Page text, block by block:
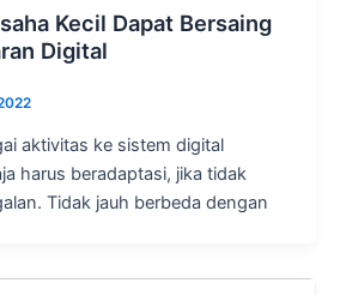
Kecil Dapat Bersaing
Digital
aktivitas ke sistem digital
harus beradaptasi, jika tidak
Tidak jauh berbeda dengan